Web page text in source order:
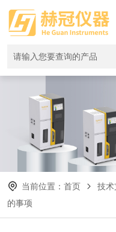
当前位置： 首页 技术
的事项